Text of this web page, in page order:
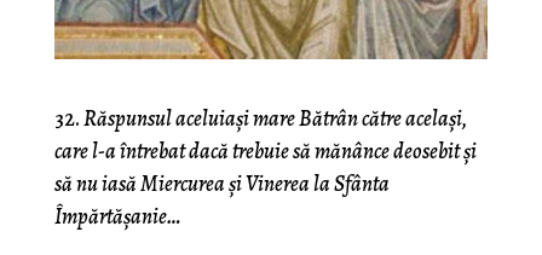
32.Răspunsul aceluiaşi mare Bătrân către acelaşi,
care l-a întrebat dacă trebuie să mănânce deosebit şi
să nu iasă Miercurea şi Vinerea la Sfânta
Împărtăşanie…